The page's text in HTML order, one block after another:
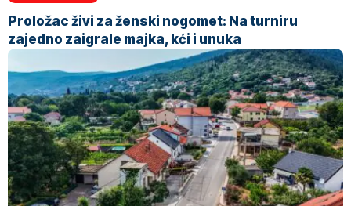
Proložac živi za ženski nogomet: Na turniru
zajedno zaigrale majka, kći i unuka